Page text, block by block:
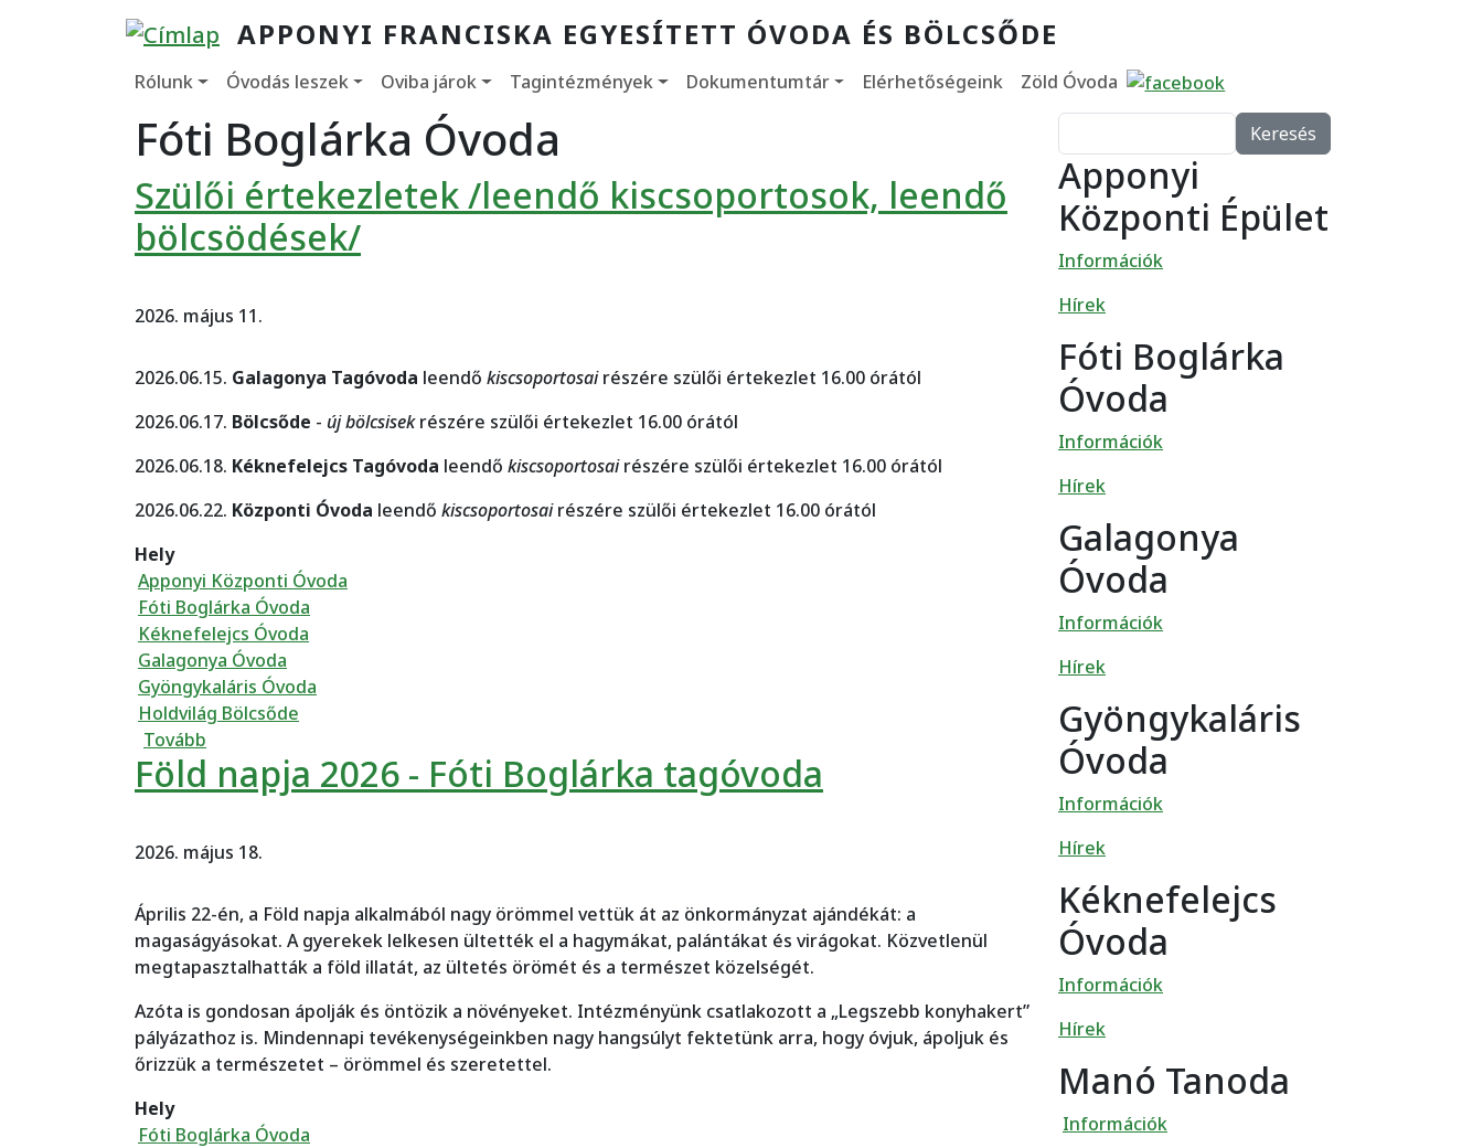
APPONYI FRANCISKA EGYESÍTETT ÓVODA ÉS BÖLCSŐDE
Fő navigáció
Rólunk Óvodás leszek Oviba járok Tagintézmények Dokumentumtár Elérhetőségeink Zöld Óvoda
Fóti Boglárka Óvoda
Szülői értekezletek /leendő kiscsoportosok, leendő
bölcsödések/
2026. május 11.
2026.06.15. Galagonya Tagóvoda leendő kiscsoportosairészére szülői értekezlet 16.00 órától
2026.06.17. Bölcsőde - új bölcsisekrészére szülői értekezlet 16.00 órától
2026.06.18. Kéknefelejcs Tagóvoda leendő kiscsoportosairészére szülői értekezlet 16.00 órától
2026.06.22. Központi Óvoda leendő kiscsoportosairészére szülői értekezlet 16.00 órától
Hely
Apponyi Központi Óvoda
Fóti Boglárka Óvoda
Kéknefelejcs Óvoda
Galagonya Óvoda
Gyöngykaláris Óvoda
Holdvilág Bölcsőde
Tovább
Föld napja 2026 - Fóti Boglárka tagóvoda
2026. május 18.
Április 22-én, a Föld napja alkalmából nagy örömmel vettük át az önkormányzat ajándékát: a
magaságyásokat. A gyerekek lelkesen ültették el a hagymákat, palántákat és virágokat. Közvetlenül
megtapasztalhatták a föld illatát, az ültetés örömét és a természet közelségét.
Azóta is gondosan ápolják és öntözik a növényeket. Intézményünk csatlakozott a „Legszebb konyhakert”
pályázathoz is. Mindennapi tevékenységeinkben nagy hangsúlyt fektetünk arra, hogy óvjuk, ápoljuk és
őrizzük a természetet – örömmel és szeretettel.
Hely
Fóti Boglárka Óvoda
Apponyi
Központi Épület
Információk
Hírek
Fóti Boglárka
Óvoda
Információk
Hírek
Galagonya
Óvoda
Információk
Hírek
Gyöngykaláris
Óvoda
Információk
Hírek
Kéknefelejcs
Óvoda
Információk
Hírek
Manó Tanoda
Információk